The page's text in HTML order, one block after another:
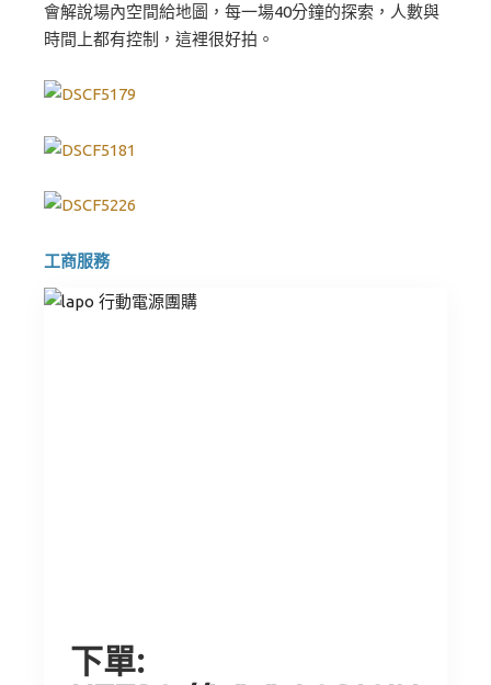
會解說場內空間給地圖，每一場40分鐘的探索，人數與
時間上都有控制，這裡很好拍。
工商服務
下單: